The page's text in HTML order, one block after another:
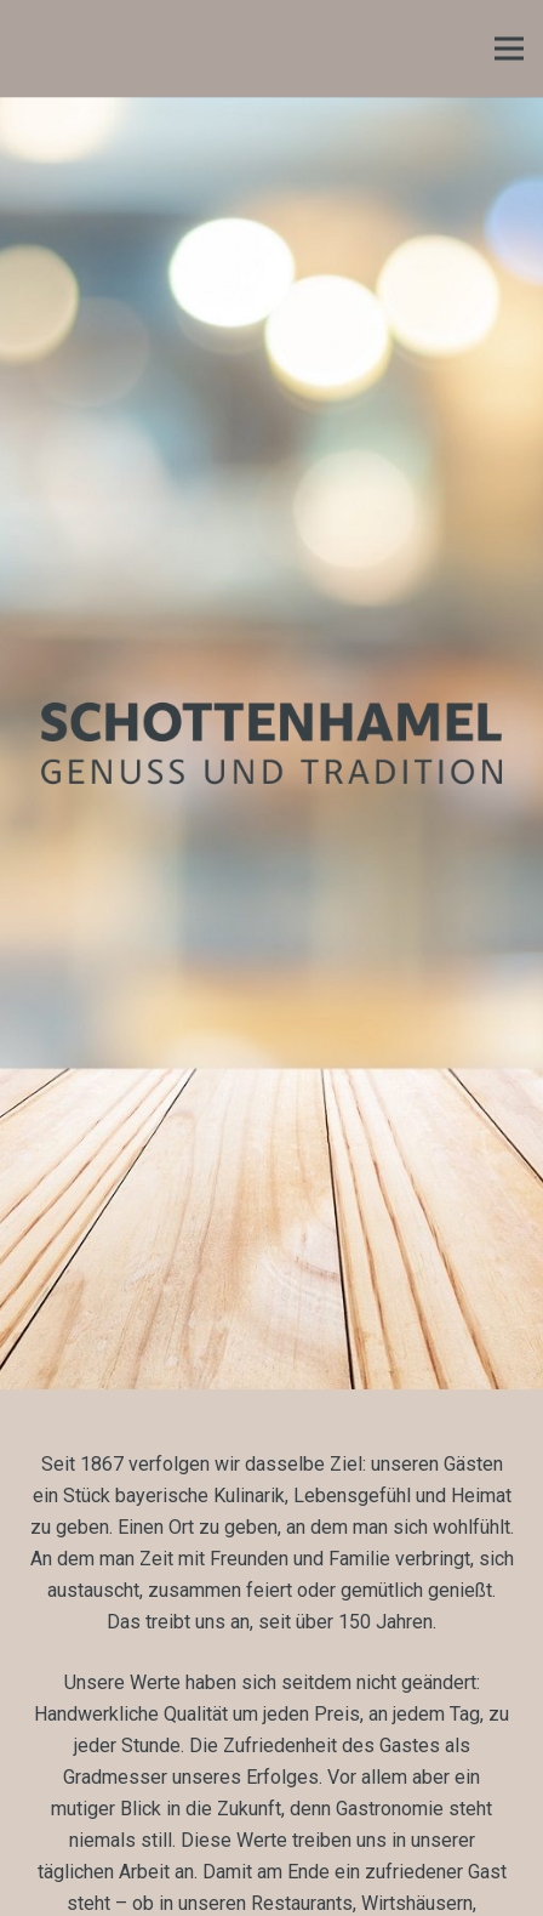
Seit 1867 verfolgen wir dasselbe Ziel: unseren Gästen
ein Stück bayerische Kulinarik, Lebensgefühl und Heimat
zu geben. Einen Ort zu geben, an dem man sich wohlfühlt.
An dem man Zeit mit Freunden und Familie verbringt, sich
austauscht, zusammen feiert oder gemütlich genießt.
Das treibt uns an, seit über 150 Jahren.
Unsere Werte haben sich seitdem nicht geändert:
Handwerkliche Qualität um jeden Preis, an jedem Tag, zu
jeder Stunde. Die Zufriedenheit des Gastes als
Gradmesser unseres Erfolges. Vor allem aber ein
mutiger Blick in die Zukunft, denn Gastronomie steht
niemals still. Diese Werte treiben uns in unserer
täglichen Arbeit an. Damit am Ende ein zufriedener Gast
steht – ob in unseren Restaurants, Wirtshäusern,